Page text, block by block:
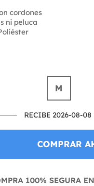
cordones
ni peluca
M
RECIBE 2026-08-08
COMPRAR
100% SEGURA